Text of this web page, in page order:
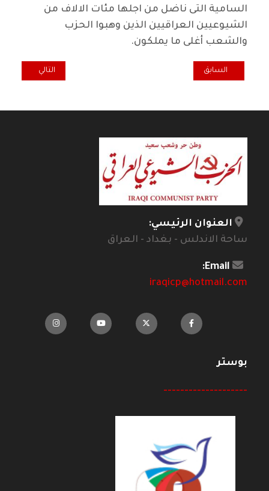
السامية التى ناضل من اجلها مئات الالاف من
الشيوعيين العراقيين الذين وهبوا الحزب
والشعب أغلى ما يملكون.
المقال السابق: الشيوعيون العراقيون وأصدقاؤهم في موسكو يحتفون بالذكرى 84
السابق المقال التالي:
التالي
العنوان الرئيسي:
ساحة الاندلس - بغداد - العراق
Email:
iraqicp@hotmail.com
بوستر
--------------------